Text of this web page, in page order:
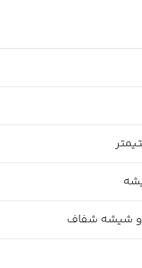
و شیشه شفاف